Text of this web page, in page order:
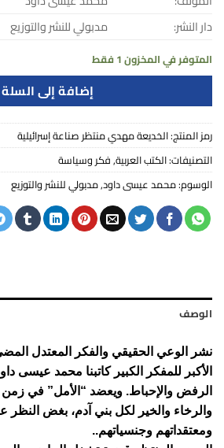
0.00$.
دار النشر:
مدبولي للنشر والتوزيع
المتوفر في المخزون 1 فقط
إضافة إلى السلة
رمز المنتج:الخديعة مهدي منتظر صناعة إسرائيلية
التصنيفات:الكتب العربية,فكر وسياسة
الوسوم:محمد عيسى داود,مدبولي للنشر والتوزيع
الوصف
نشر الوعي الحقيقي والفكر المعتدل
الأكبر للمفكر الكبير كاتبنا محمد عيسى
الرفض والإحباط. ويعضد “الأمل” في
والرخاء والخير لكل بني آدم، بغض النظر
ومعتقداتهم وجنسياتهم..